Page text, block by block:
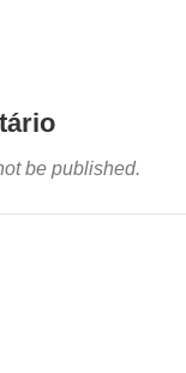
be published.